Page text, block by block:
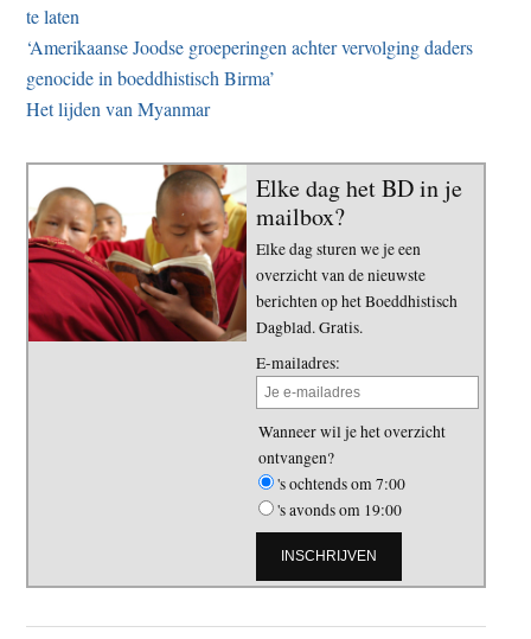
te laten
‘Amerikaanse Joodse groeperingen achter vervolging daders
genocide in boeddhistisch Birma’
Het lijden van Myanmar
Elke dag het BD in je
mailbox?
Elke dag sturen we je een
overzicht van de nieuwste
berichten op het Boeddhistisch
Dagblad. Gratis.
E-mailadres:
Wanneer wil je het overzicht
ontvangen?
's ochtends om 7:00
's avonds om 19:00